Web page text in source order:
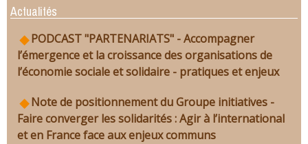
Actualités
PODCAST "PARTENARIATS" - Accompagner
l’émergence et la croissance des organisations de
l’économie sociale et solidaire - pratiques et enjeux
Note de positionnement du Groupe initiatives -
Faire converger les solidarités : Agir à l’international
et en France face aux enjeux communs